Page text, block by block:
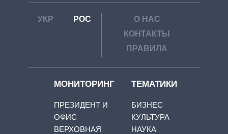
УКР РОС
О НАС
КОНТАКТЫ
ПРАВИЛА
МОНИТОРИНГ
ПРЕЗИДЕНТ И
ОФИС
ВЕРХОВНАЯ
ТЕМАТИКИ
БИЗНЕС
КУЛЬТУРА
НАУКА